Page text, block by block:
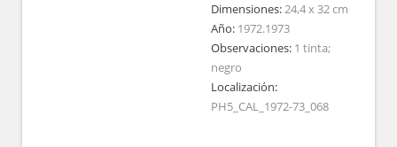
Dimensiones:24,4 x 32 cm
Año: 1972.1973
Observaciones: 1 tinta;
negro
Localización:
PH5_CAL_1972-73_068